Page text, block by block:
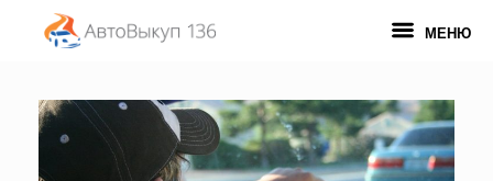
содержанию
МЕНЮ